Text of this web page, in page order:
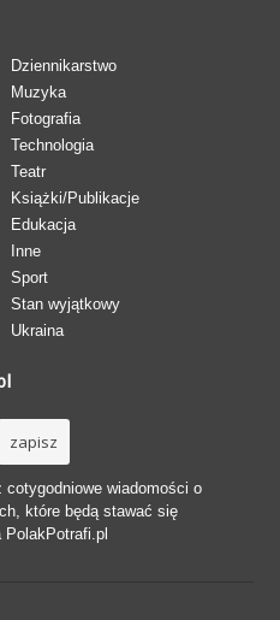
Dziennikarstwo
Muzyka
Fotografia
Technologia
Teatr
Książki/Publikacje
Edukacja
Inne
Sport
Stan wyjątkowy
Ukraina
wiadomości o
które będą stawać się
PolakPotrafi.pl